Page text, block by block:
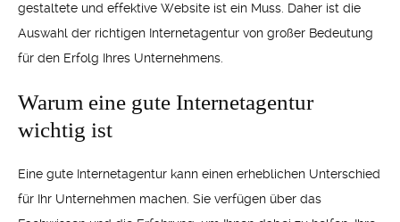
gestaltete und effektive Website ist ein Muss. Daher ist die
Auswahl der richtigen Internetagentur von großer Bedeutung
für den Erfolg Ihres Unternehmens.
Warum eine gute Internetagentur
wichtig ist
Eine gute Internetagentur kann einen erheblichen Unterschied
für Ihr Unternehmen machen. Sie verfügen über das